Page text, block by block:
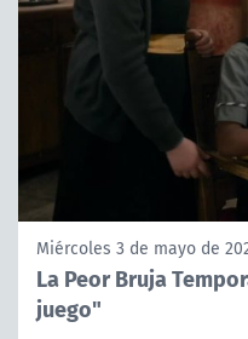
Miércoles 3 de mayo de
La Peor Bruja
juego"